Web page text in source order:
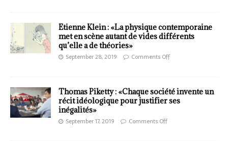
Etienne Klein : «La physique contemporaine
met en scène autant de vides différents
qu’elle a de théories»
September 28, 2019 Comments Off
Thomas Piketty : «Chaque société invente un
récit idéologique pour justifier ses
inégalités»
September 17, 2019 Comments Off